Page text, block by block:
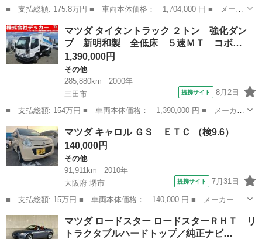
■ 支払総額: 175.8万円 ■ 車両本体価格： 1,704,000 円 ■ メーカ
ー名： マツダ ■ 車種名： ＭＡＺＤＡ２ ■ グレード名： １
５ ＢＤ ３６０°セーフティパッケージ ３６０°ビューモニター
フロント...
兵庫 姫路市 マツダ
マツダ タイタントラック ２トン 強化ダン
プ 新明和製 全低床 ５速ＭＴ コボ…
1,390,000円
その他
285,880km
2000年
三田市
提携サイト 8月2日
■ 支払総額: 154万円 ■ 車両本体価格： 1,390,000 円 ■ メーカー
名： マツダ ■ 車種名： タイタントラック ■ グレード名： ２
トン 強化ダンプ 新明和製 全低床 ５速ＭＴ コボレーン 荷寸
３１０－１...
兵庫 三田市 その他
マツダ キャロル ＧＳ ＥＴＣ （検9.6）
140,000円
その他
91,911km
2010年
大阪府 堺市
提携サイト 7月31日
■ 支払総額: 15万円 ■ 車両本体価格： 140,000 円 ■ メーカー
名： マツダ ■ 車種名： キャロル ■ グレード名： ＧＳ ＥＴ
Ｃ ■ 排気量： 660cc ■ ドア枚数： 5D ■ ミッション： CVT ...
大阪 堺市 その他
マツダ ロードスター ロードスターＲＨＴ リ
トラクタブルハードトップ／純正ナビ…